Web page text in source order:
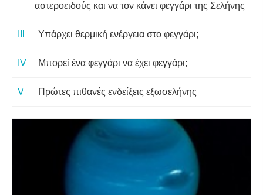
αστεροειδούς και να τον κάνει φεγγάρι της Σελήνης
Υπάρχει θερμική ενέργεια στο φεγγάρι;
Μπορεί ένα φεγγάρι να έχει φεγγάρι;
Πρώτες πιθανές ενδείξεις εξωσελήνης